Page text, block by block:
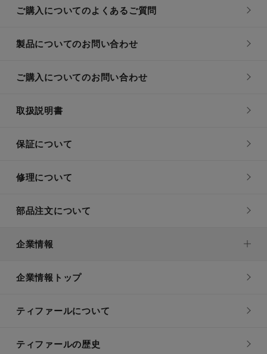
ご購入についてのよくあるご質問
製品についてのお問い合わせ
ご購入についてのお問い合わせ
取扱説明書
保証について
修理について
部品注文について
企業情報
企業情報トップ
ティファールについて
ティファールの歴史